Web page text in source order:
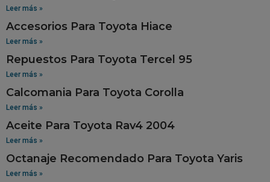
Leer más »
Accesorios Para Toyota Hiace
Leer más »
Repuestos Para Toyota Tercel 95
Leer más »
Calcomania Para Toyota Corolla
Leer más »
Aceite Para Toyota Rav4 2004
Leer más »
Octanaje Recomendado Para Toyota Yaris
Leer más »